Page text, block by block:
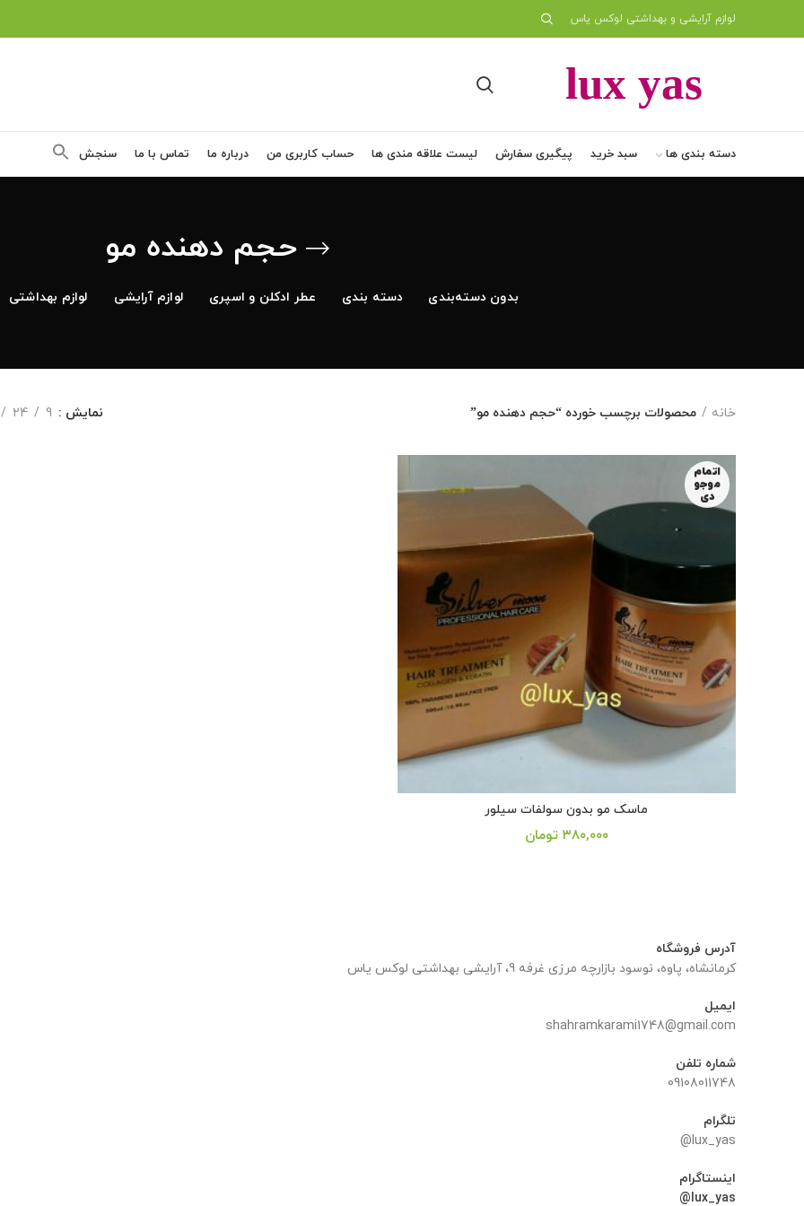
لوازم آرایشی و بهداشتی لوکس یاس
دسته بندی ها سبد خرید پیگیری سفارش لیست علاقه مندی ها حساب کاربری من درباره ما تماس با ما سنجش
حجم دهنده مو
بدون دسته‌بندی دسته بندی عطر ادکلن و اسپری لوازم آرایشی لوازم بهداشتی
خانه محصولات برچسب خورده “حجم دهنده مو” نمایش 9
24
اتمام
موجو
دی
ماسک مو بدون سولفات سیلور
۳۸۰,۰۰۰ تومان
آدرس فروشگاه
کرمانشاه، پاوه، نوسود بازارچه مرزی غرفه 9، آرایشی بهداشتی لوکس یاس
ایمیل
shahramkarami1748@gmail.com
شماره تلفن
09108011748
تلگرام
lux_yas@
اینستاگرام
lux_yas@